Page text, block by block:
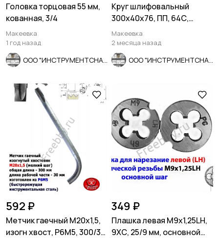
Головка торцовая 55 мм,
кованная, 3/4
Макеевка
1 год назад
Круг шлифовальный
300х40х76, ПП, 64С,
зеленый, 40 СМ1, K-L V, ср
зерно
Макеевка
2 месяца назад
592 ₽
Метчик гаечный М20х1,5,
изогн хвост, Р6М5, 300/30
349 ₽
Плашка левая М9х1,25LH,
9ХС, 25/9 мм, основной